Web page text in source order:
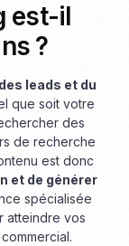
est-il
?
leads et du
que soit votre
des
de recherche
est donc
et de générer
spécialisée
atteindre vos